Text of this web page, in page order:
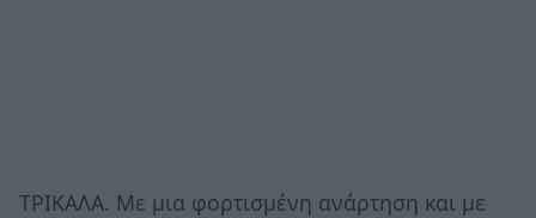
ΤΡΙΚΑΛΑ. Με μια φορτισμένη ανάρτηση και με